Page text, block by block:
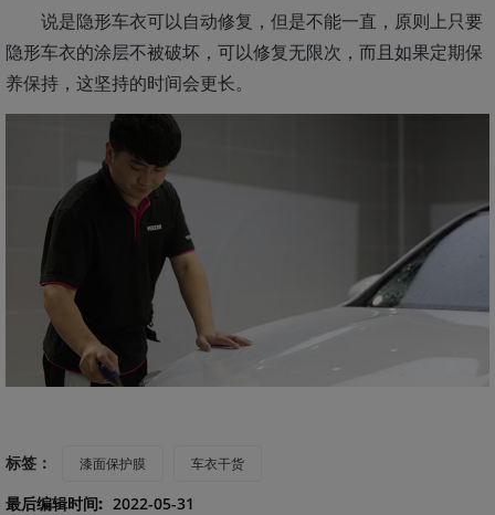
说是隐形车衣可以自动修复，但是不能一直，原则上只要
隐形车衣的涂层不被破坏，可以修复无限次，而且如果定期保
养保持，这坚持的时间会更长。
标签： 漆面保护膜 车衣干货
最后编辑时间: 2022-05-31